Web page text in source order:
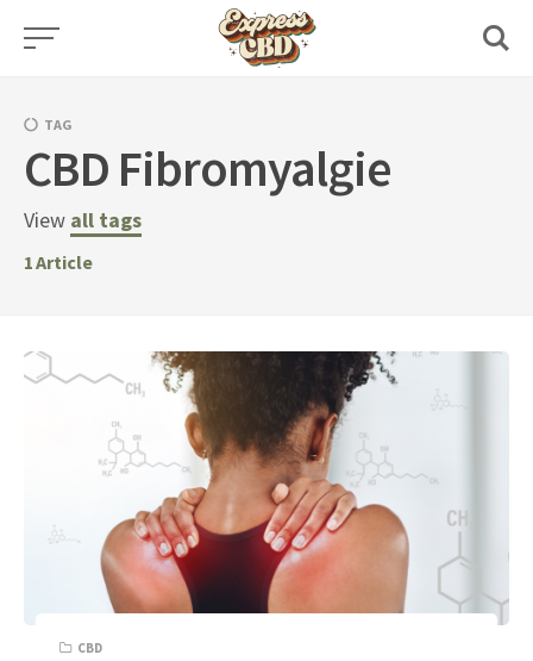
Skip
TAG
CBD Fibromyalgie
View all tags
1Article
CBD